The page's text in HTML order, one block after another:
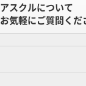
アスクルについて
お気軽にご質問くだ